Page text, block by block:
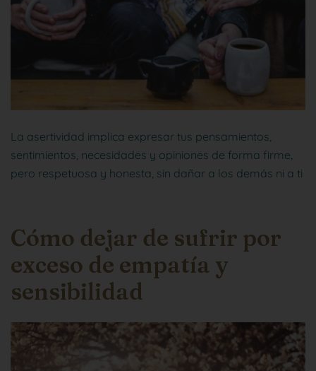
La asertividad implica expresar tus pensamientos,
sentimientos, necesidades y opiniones de forma firme,
pero respetuosa y honesta, sin dañar a los demás ni a ti
Cómo dejar de sufrir por
exceso de empatía y
sensibilidad